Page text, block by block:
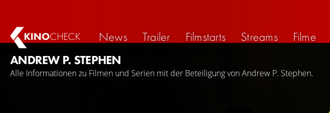
KINOCHECK News Trailer Filmstarts Streams Filme
ANDREW P. STEPHEN
Alle Informationen zu Filmen und Serien mit der Beteiligung von Andrew P. Stephen.